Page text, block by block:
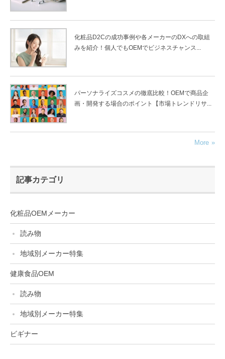
化粧品D2Cの成功事例や各メーカーのDXへの取組
みを紹介！個人でもOEMでビジネスチャンス...
パーソナライズコスメの徹底比較！OEMで商品企
画・開発する場合のポイント【市場トレンドリサ...
More
記事カテゴリ
化粧品OEMメーカー
読み物
地域別メーカー特集
健康食品OEM
読み物
地域別メーカー特集
ビギナー